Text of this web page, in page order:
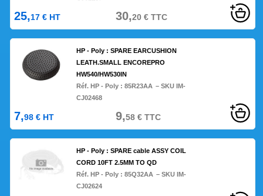
25,17 € HT 30,20€TTC
HP - Poly : SPARE EARCUSHION
LEATH.SMALL ENCOREPRO
HW540/HW530IN
Réf. HP - Poly :85R23AA – SKU IM-
CJ02468
7,98 € HT 9,58€TTC
HP - Poly : SPARE cable ASSY COIL
CORD 10FT 2.5MM TO QD
Réf. HP - Poly :85Q32AA – SKU IM-
CJ02624